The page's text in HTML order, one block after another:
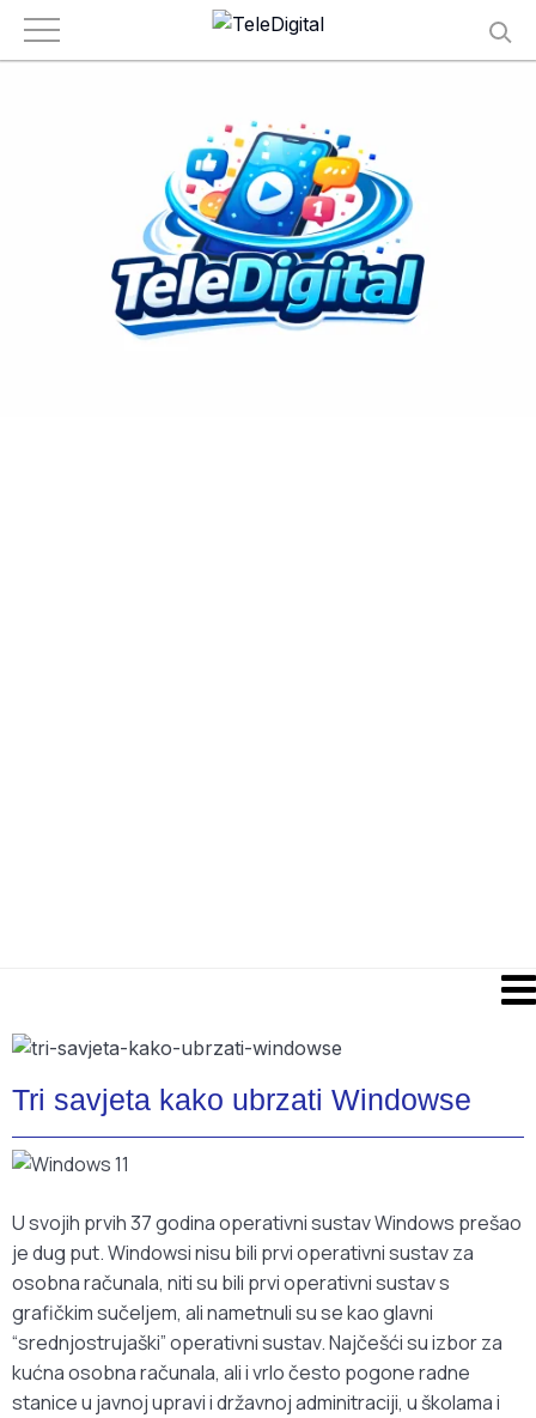
Tri savjeta kako ubrzati Windowse
U svojih prvih 37 godina operativni sustav Windows prešao
je dug put. Windowsi nisu bili prvi operativni sustav za
osobna računala, niti su bili prvi operativni sustav s
grafičkim sučeljem, ali nametnuli su se kao glavni
“srednjostrujaški” operativni sustav. Najčešći su izbor za
kućna osobna računala, ali i vrlo često pogone radne
stanice u javnoj upravi i državnoj adminitraciji, u školama i